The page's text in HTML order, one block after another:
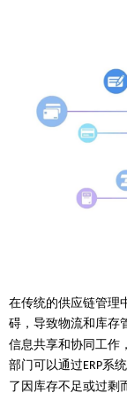
在传统的供应链管理
碍，导致物流和库存
信息共享和协同工作
部门可以通过ERP系
了因库存不足或过剩